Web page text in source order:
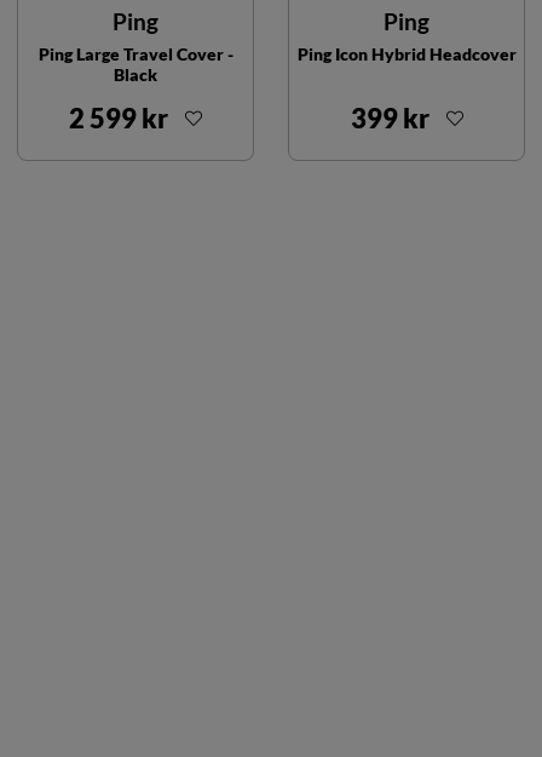
Ping
Ping Large Travel Cover -
Black
2 599 kr
Ping
Ping Icon Hybrid Headcover
399 kr